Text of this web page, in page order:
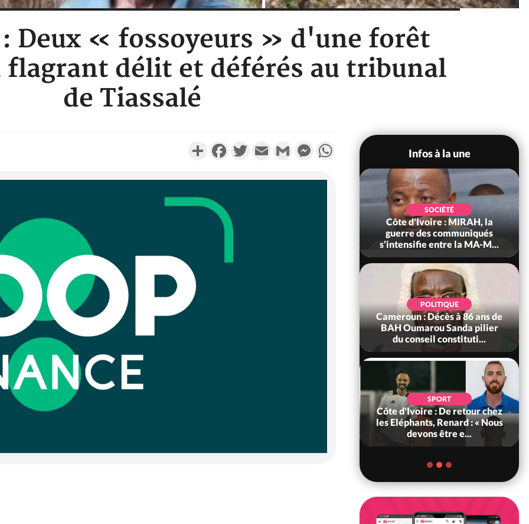
Deux « fossoyeurs » d'une forêt
flagrant délit et déférés au tribunal
de Tiassalé
PartagerFacebookTwitterEmail Gmail MessengerWhatsApp
Infos à la une
Côte d'Ivoire : Man, deux
personnes périssent dans un
SOCIÉTÉ
Côte d'Ivoire : MIRAH, la
guerre des communiqués
s'intensifie entre la MA-M...
POLITIQUE
Cameroun : Décès à 86 ans de
BAH Oumarou Sanda pilier
du conseil constituti...
SPORT
Côte d'Ivoire : De retour chez
les Eléphants, Renard : « Nous
devons être e...